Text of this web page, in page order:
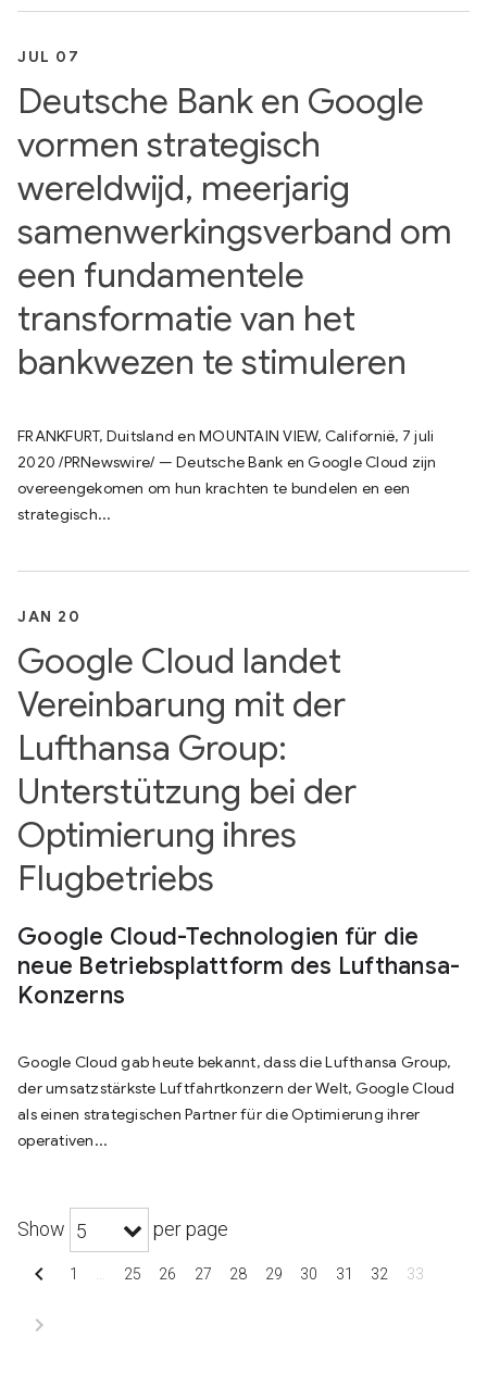
JUL 07
Deutsche Bank en Google
vormen strategisch
wereldwijd, meerjarig
samenwerkingsverband om
een fundamentele
transformatie van het
bankwezen te stimuleren
FRANKFURT, Duitsland en MOUNTAIN VIEW, Californië, 7 juli
2020 /PRNewswire/ — Deutsche Bank en Google Cloud zijn
overeengekomen om hun krachten te bundelen en een
strategisch...
JAN 20
Google Cloud landet
Vereinbarung mit der
Lufthansa Group:
Unterstützung bei der
Optimierung ihres
Flugbetriebs
Google Cloud-Technologien für die
neue Betriebsplattform des Lufthansa-
Konzerns
Google Cloud gab heute bekannt, dass die Lufthansa Group,
der umsatzstärkste Luftfahrtkonzern der Welt, Google Cloud
als einen strategischen Partner für die Optimierung ihrer
operativen...
Show 5 per page
chevron_left 1 25 26 27 28 29 30 31 32 33
chevron_right